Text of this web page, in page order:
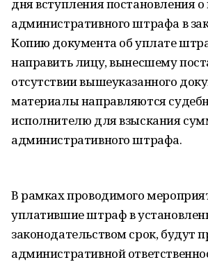
дня вступления постановления
административного штрафа в
Копию документа об уплате
направить лицу, вынесшему
отсутствии вышеуказанного
материалы направляются
исполнителю для взыскания
административного штрафа.
В рамках проводимого
уплатившие штраф в
законодательством срок, будут
административной